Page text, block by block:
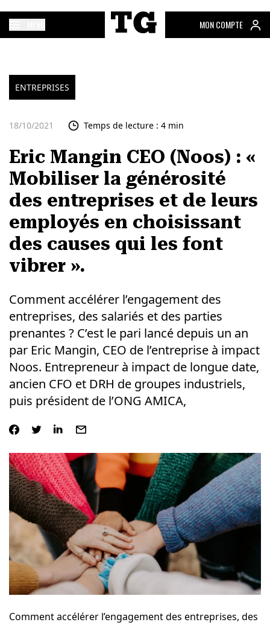
MON COMPTE
ENTREPRISES
18/10/2021 Temps de lecture : 4 min
Eric Mangin CEO (Noos) : «
Mobiliser la générosité
des entreprises et de leurs
employés en choisissant
des causes qui les font
vibrer ».
Comment accélérer l’engagement des
entreprises, des salariés et des parties
prenantes ? C’est le pari lancé depuis un an
par Eric Mangin, CEO de l’entreprise à impact
Noos. Entrepreneur à impact de longue date,
ancien CFO et DRH de groupes industriels,
puis président de l’ONG AMICA,
Comment accélérer l’engagement des entreprises, des